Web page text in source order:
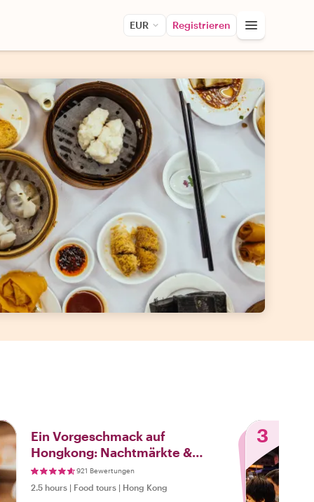
EUR Registrieren
Ein Vorgeschmack auf
Hongkong: Nachtmärkte &
Street Food Tour
921 Bewertungen
2.5 hours | Food tours | Hong Kong
3